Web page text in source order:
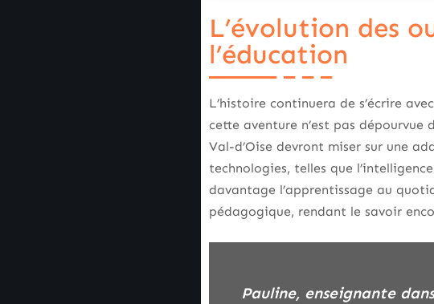
L’évolution des
l’éducation
L’histoire continuera de s’écrire
cette aventure n’est pas
Val-d’Oise devront miser sur une
technologies, telles que
davantage l’apprentissage au
pédagogique, rendant le savoir
Pauline, enseignante dans le Val-d’Oise, devait intégrer un outil de réalité augmentée